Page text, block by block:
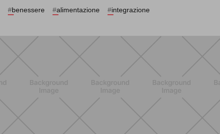
#benessere #alimentazione #integrazione